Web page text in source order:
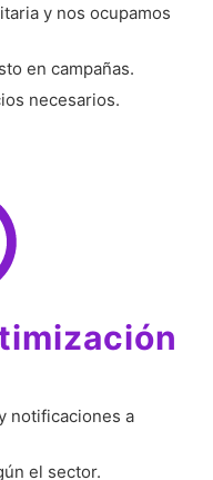
y nos ocupamos
en campañas.
necesarios.
notificaciones a
el sector.